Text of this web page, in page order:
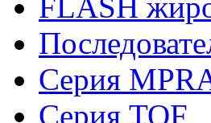
FLASH
Cерия
Серия TOF